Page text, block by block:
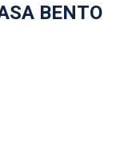
BENTO